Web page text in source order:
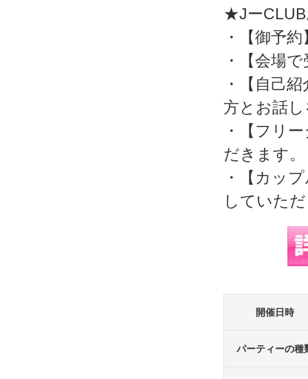
★Jー
・【御予
・【会場
・【自己
方とお話
・【フリ
だきます。
・【カッ
していた
開催日時
パーティーの種